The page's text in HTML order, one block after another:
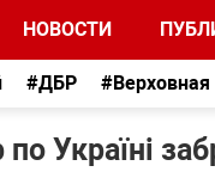
НОВОСТИ
#ДБР #Верховная
по Україні